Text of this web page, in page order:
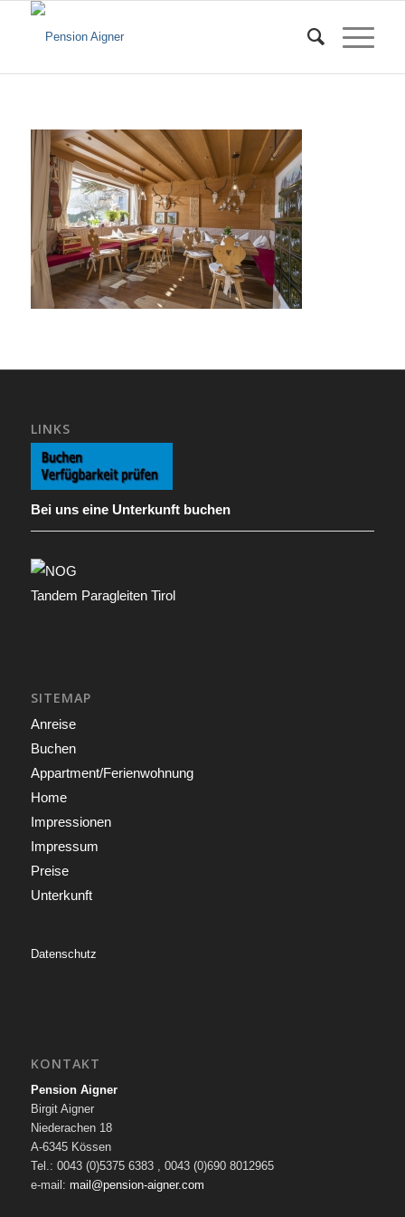
LINKS
Bei uns eine Unterkunft buchen
Tandem Paragleiten Tirol
SITEMAP
Anreise
Buchen
Appartment/Ferienwohnung
Home
Impressionen
Impressum
Preise
Unterkunft
Datenschutz
KONTAKT
Pension Aigner
Birgit Aigner
Niederachen 18
A-6345 Kössen
Tel.: 0043 (0)5375 6383 , 0043 (0)690 8012965
e-mail: mail@pension-aigner.com